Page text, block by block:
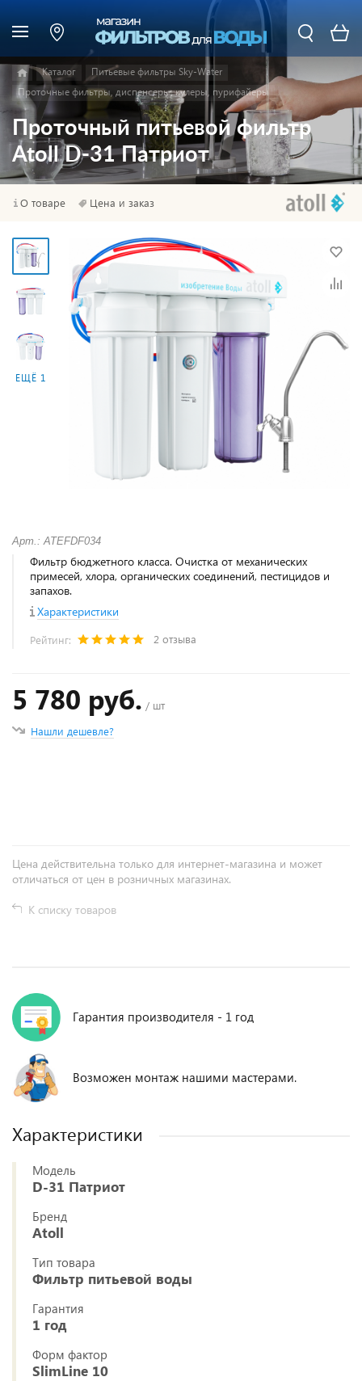
Каталог
Питьевые фильтры Sky-Water
Проточные фильтры, диспенсеры, кулеры, пурифайеры
Проточный питьевой фильтр
Atoll D-31 Патриот
О товаре Цена и заказ
ЕЩЁ 1
Арт.: ATEFDF034
Фильтр бюджетного класса. Очистка от механических
примесей, хлора, органических соединений, пестицидов и
запахов.
Характеристики
Рейтинг: 2 отзыва
5 780 руб. / шт
Нашли дешевле?
Цена действительна только для интернет-магазина и может
отличаться от цен в розничных магазинах.
К списку товаров
Гарантия производителя - 1 год
Возможен монтаж нашими мастерами.
Характеристики
Модель
D-31 Патриот
Бренд
Atoll
Тип товара
Фильтр питьевой воды
Гарантия
1 год
Форм фактор
SlimLine 10